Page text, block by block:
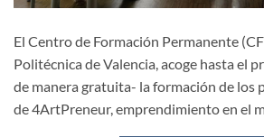
El Centro de Formación Permanente
Politécnica de Valencia, acoge hasta el
de manera gratuita- la formación de los
de 4ArtPreneur, emprendimiento en el